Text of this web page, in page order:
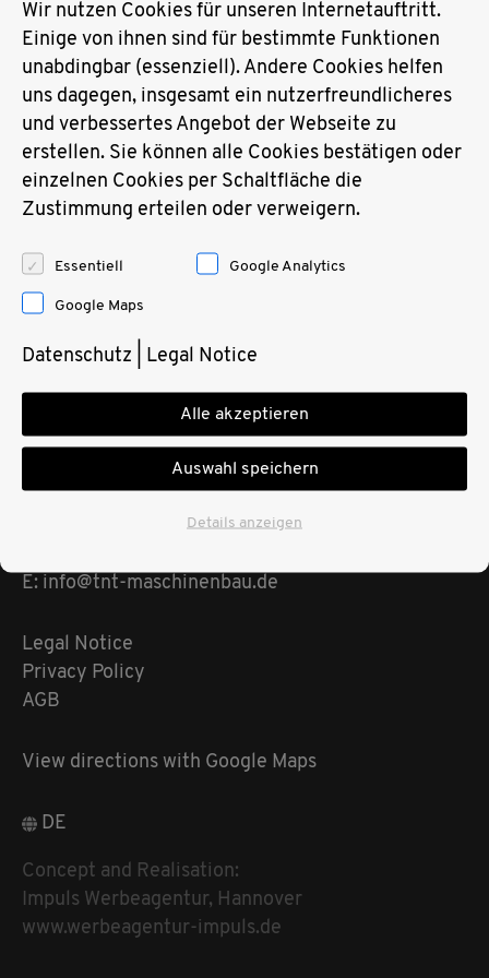
You are here: Home›Partner›test
TNT-Maschinenbau GmbH
Ostring 23
32832 Augustdorf
T: +49 (0) 5237 9809-0
E: info@tnt-maschinenbau.de
Legal Notice
Privacy Policy
AGB
View directions with Google Maps
DE
Concept and Realisation:
Impuls Werbeagentur, Hannover
www.werbeagentur-impuls.de
Wir nutzen Cookies für unseren Internetauftritt.
Einige von ihnen sind für bestimmte Funktionen
unabdingbar (essenziell). Andere Cookies helfen
uns dagegen, insgesamt ein nutzerfreundlicheres
und verbessertes Angebot der Webseite zu
erstellen. Sie können alle Cookies bestätigen oder
einzelnen Cookies per Schaltfläche die
Zustimmung erteilen oder verweigern.
Essentiell Google Analytics
Google Maps
Datenschutz Legal Notice
Alle akzeptieren
Auswahl speichern
Details anzeigen